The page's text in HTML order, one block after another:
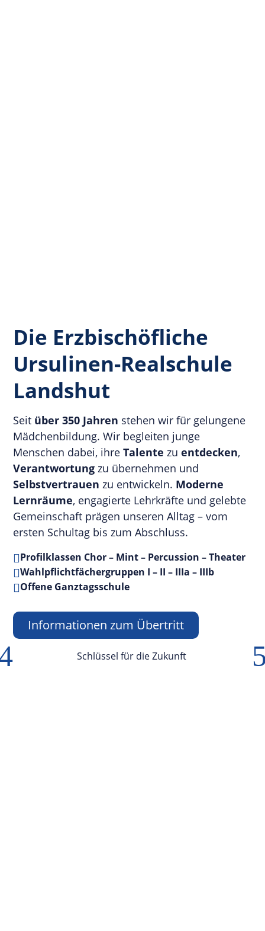
Die Erzbischöfliche
Ursulinen-Realschule
Landshut
Seit über 350 Jahren stehen wir für gelungene
Mädchenbildung. Wir begleiten junge
Menschen dabei, ihreTalente zuentdecken,
Verantwortung zu übernehmen und
Selbstvertrauen zu entwickeln. Moderne
Lernräume, engagierte Lehrkräfte und gelebte
Gemeinschaft prägen unseren Alltag – vom
ersten Schultag bis zum Abschluss.
Profilklassen Chor – Mint – Percussion – Theater
Wahlpflichtfächergruppen I – II – IIIa – IIIb
Offene Ganztagsschule
Informationen zum Übertritt
Schlüssel für die Zukunft